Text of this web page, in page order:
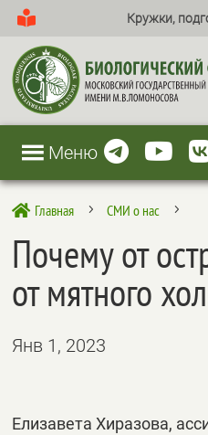
Кружки,
Меню
 Главная 5 СМИ о нас 5
Почему от
от мятного
Янв 1, 2023
Елизавета Хиразова,